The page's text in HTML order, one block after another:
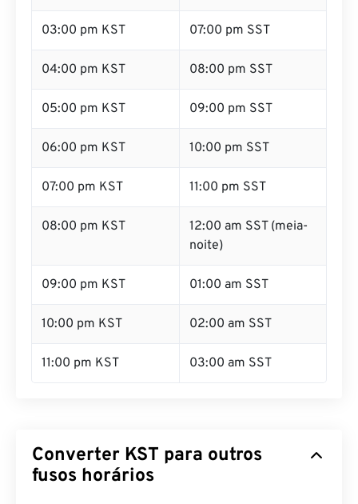
03:00 pm KST 07:00 pm SST
04:00 pm KST 08:00 pm SST
05:00 pm KST 09:00 pm SST
06:00 pm KST 10:00 pm SST
07:00 pm KST 11:00 pm SST
08:00 pm KST
12:00 am SST (meia-
noite)
09:00 pm KST 01:00 am SST
10:00 pm KST 02:00 am SST
11:00 pm KST 03:00 am SST
Converter KST para outros
fusos horários